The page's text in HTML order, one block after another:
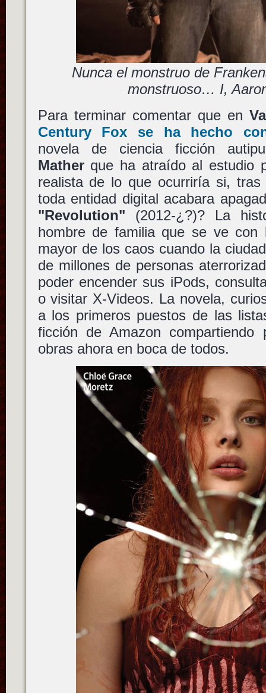
Nunca el monstruo de
monstruoso… I,
Para terminar comentar que en
Century Fox se ha hecho
novela de ciencia ficción
Matherque ha atraído al estudio
realista de lo que ocurriría si, tras
toda entidad digital acabara
"Revolution" (2012-¿?)? La
hombre de familia que se ve con
mayor de los caos cuando la
de millones de personas
poder encender sus iPods,
o visitar X-Videos. La novela,
a los primeros puestos de las
ficción de Amazon
obras ahora en boca de todos.